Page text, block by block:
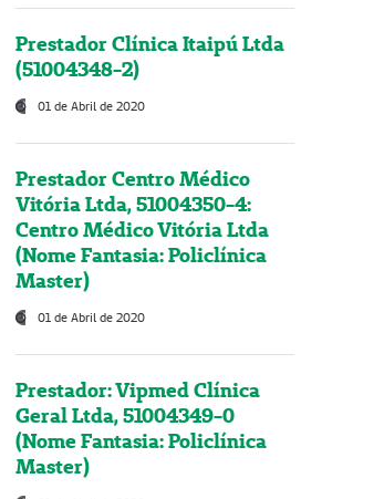
Prestador Clínica Itaipú Ltda
(51004348-2)
01 de Abril de 2020
Prestador Centro Médico
Vitória Ltda, 51004350-4:
Centro Médico Vitória Ltda
(Nome Fantasia: Policlínica
Master)
01 de Abril de 2020
Prestador: Vipmed Clínica
Geral Ltda, 51004349-0
(Nome Fantasia: Policlínica
Master)